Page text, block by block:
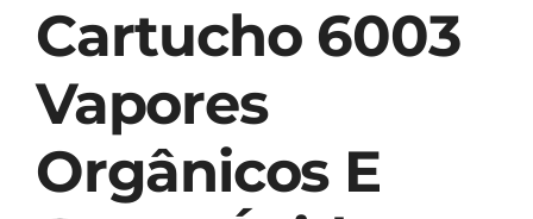
Cartucho 6003
Vapores
Orgânicos E